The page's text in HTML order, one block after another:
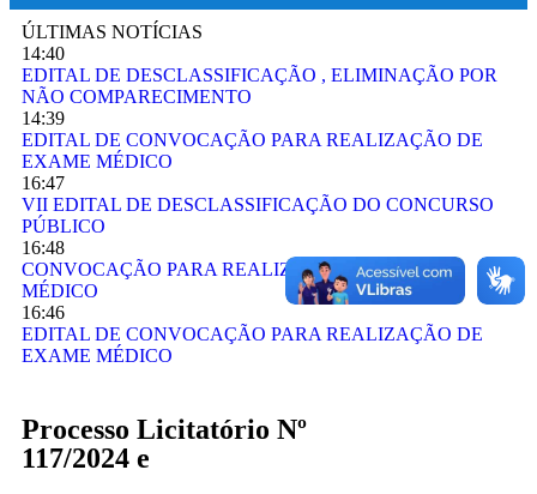
ÚLTIMAS NOTÍCIAS
14:40
EDITAL DE DESCLASSIFICAÇÃO , ELIMINAÇÃO POR
NÃO COMPARECIMENTO
14:39
EDITAL DE CONVOCAÇÃO PARA REALIZAÇÃO DE
EXAME MÉDICO
16:47
VII EDITAL DE DESCLASSIFICAÇÃO DO CONCURSO
PÚBLICO
16:48
CONVOCAÇÃO PARA REALIZAÇÃO DE EXAME
MÉDICO
16:46
EDITAL DE CONVOCAÇÃO PARA REALIZAÇÃO DE
EXAME MÉDICO
Processo Licitatório Nº
117/2024 e